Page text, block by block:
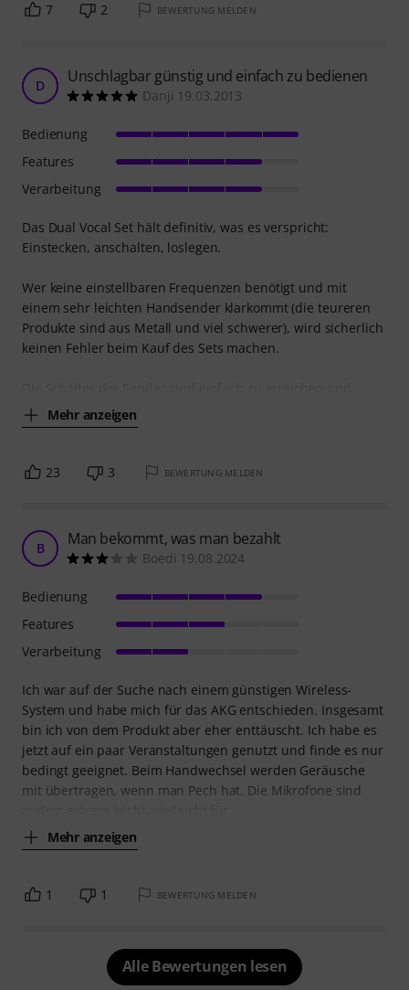
7 2 BEWERTUNG MELDEN
D Unschlagbar günstig und einfach zu bedienen
Danji 19.03.2013
Das Dual Vocal Set hält definitiv, was es verspricht:
Einstecken, anschalten, loslegen.
Wer keine einstellbaren Frequenzen benötigt und mit
einem sehr leichten Handsender klarkommt (die teureren
Produkte sind aus Metall und viel schwerer), wird sicherlich
keinen Fehler beim Kauf des Sets machen.
Mehr anzeigen
Bedienung
Features
Verarbeitung
23 3 BEWERTUNG MELDEN
B Man bekommt, was man bezahlt
Boedi 19.08.2024
Ich war auf der Suche nach einem günstigen Wireless-
System und habe mich für das AKG entschieden. Insgesamt
bin ich von dem Produkt aber eher enttäuscht. Ich habe es
jetzt auf ein paar Veranstaltungen genutzt und finde es nur
bedingt geeignet. Beim Handwechsel werden Geräusche
mit übertragen, wenn man Pech hat. Die Mikrofone sind
Mehr anzeigen
Bedienung
Features
Verarbeitung
1 1 BEWERTUNG MELDEN
Alle Bewertungen lesen